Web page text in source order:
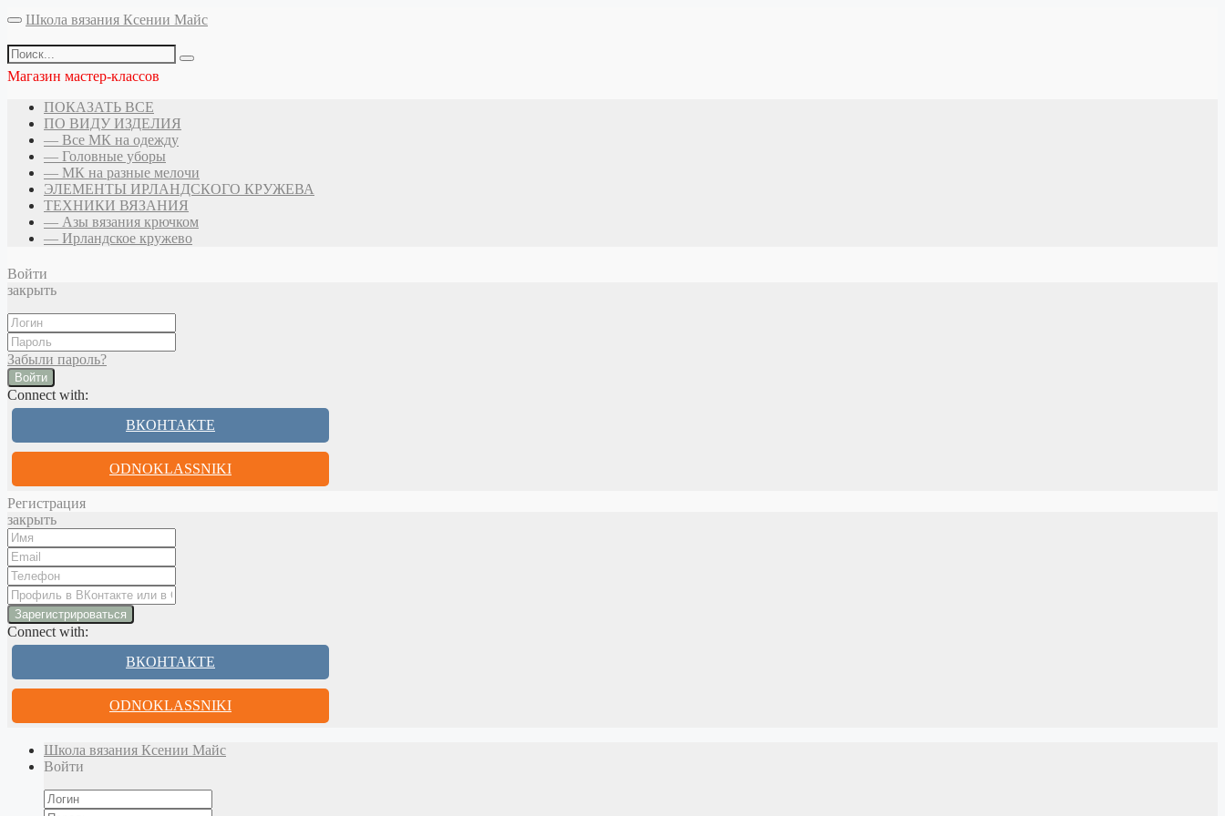
Школа вязания Ксении Майс
Магазин мастер-классов
ПОКАЗАТЬ ВСЕ
ПО ВИДУ ИЗДЕЛИЯ
— Все МК на одежду
— Головные уборы
— МК на разные мелочи
ЭЛЕМЕНТЫ ИРЛАНДСКОГО КРУЖЕВА
ТЕХНИКИ ВЯЗАНИЯ
— Азы вязания крючком
— Ирландское кружево
Войти
закрыть
Забыли пароль?
Войти
Connect with:
ВКОНТАКТЕ
ODNOKLASSNIKI
Регистрация
закрыть
Connect with:
ВКОНТАКТЕ
ODNOKLASSNIKI
Школа вязания Ксении Майс
Войти